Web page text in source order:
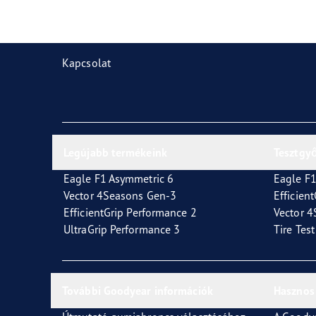
Kapcsolat
Eagle F1 Asymmetric 6
Vector 4Seasons Gen-3
EfficientGrip Performance 2
UltraGrip Performance 3
Eagle
Vector
Tire